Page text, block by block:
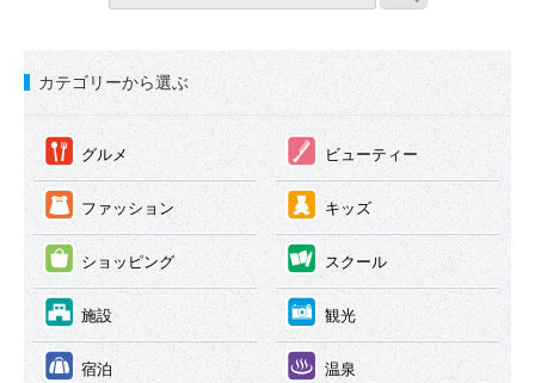
カテゴリーから選ぶ
① グルメ ② ビューティー
③ ファッション ④ キッズ
⑤ ショッピング ⑥ スクール
⑦ 施設 ⑧ 観光
⑨ 宿泊 ⑩ 温泉